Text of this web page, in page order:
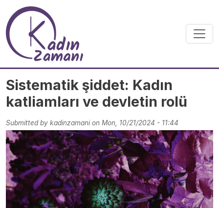
Skip to main content
Sistematik şiddet: Kadın
katliamları ve devletin rolü
Submitted by kadinzamani on Mon, 10/21/2024 - 11:44